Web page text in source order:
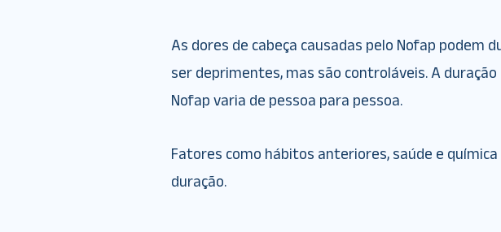
As dores de cabeça causadas pelo Nofap podem
ser deprimentes, mas são controláveis. A
Nofap varia de pessoa para pessoa.
Fatores como hábitos anteriores, saúde e
duração.